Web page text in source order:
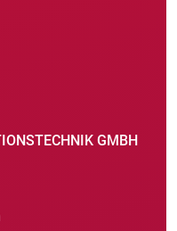
GMBH